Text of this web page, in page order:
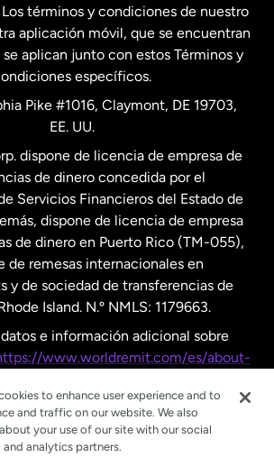
Zelanda
Bajos
términos y condiciones de nuestro
aplicación móvil, que se encuentran
aplican junto con estos Términos y
específicos.
Pike #1016, Claymont, DE 19703,
EE. UU.
dispone de licencia de empresa de
de dinero concedida por el
Servicios Financieros del Estado de
dispone de licencia de empresa
de dinero en Puerto Rico (TM-055),
de remesas internacionales en
y de sociedad de transferencias de
Island. N.º NMLS: 1179663.
e información adicional sobre
www.worldremit.com/es/about-
to enhance user experience and to
and traffic on our website. We also
your use of our site with our social
analytics partners.